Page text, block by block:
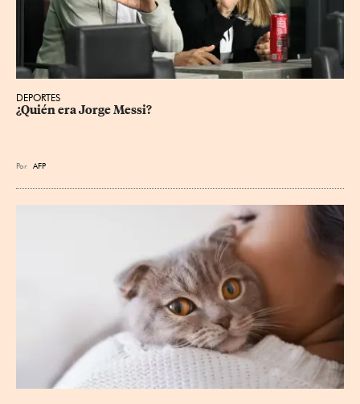
DEPORTES
¿Quién era Jorge Messi?
Por AFP